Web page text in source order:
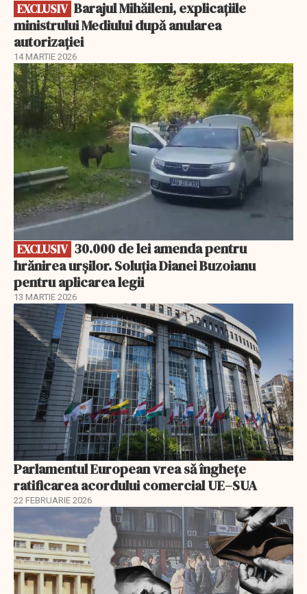
EXCLUSIV
ministrului Mediului după anularea
autorizației
14 MARTIE 2026
EXCLUSIV
EXCLUSIV
hrănirea urșilor. Soluția Dianei Buzoianu
pentru aplicarea legii
13 MARTIE 2026
Parlamentul European vrea să înghețe
ratificarea acordului comercial UE–SUA
22 FEBRUARIE 2026